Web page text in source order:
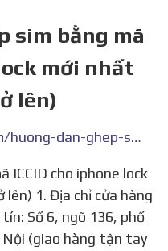
sim bằng mã
mới nhất
lên)
https://driversmayin.com/huong-dan-ghep-sim-bang-ma-iccid-cho-iphone-lock-moi-nhat-da-ho-tro-tu-5s-tro-len/
1. Địa chỉ cửa hàng
Số 6, ngõ 136, phố
Nội (giao hàng tận tay